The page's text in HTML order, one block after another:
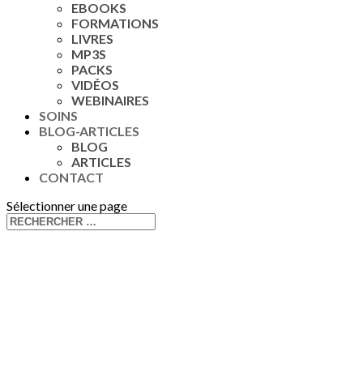
EBOOKS
FORMATIONS
LIVRES
MP3S
PACKS
VIDÉOS
WEBINAIRES
SOINS
BLOG-ARTICLES
BLOG
ARTICLES
CONTACT
Sélectionner une page